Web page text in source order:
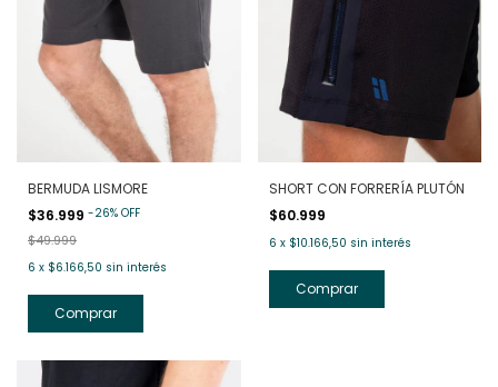
BERMUDA LISMORE
$36.999 -26% OFF
$49.999
6 x $6.166,50 sin interés
Comprar
SHORT CON FORRERÍA PLUTÓN
$60.999
6 x $10.166,50 sin interés
Comprar